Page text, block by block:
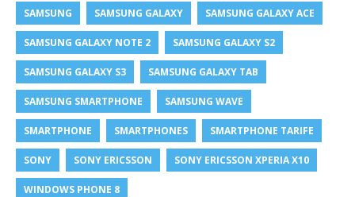
SAMSUNG SAMSUNG GALAXY SAMSUNG GALAXY ACE
SAMSUNG GALAXY NOTE 2 SAMSUNG GALAXY S2
SAMSUNG GALAXY S3 SAMSUNG GALAXY TAB
SAMSUNG SMARTPHONE SAMSUNG WAVE
SMARTPHONE SMARTPHONES SMARTPHONE TARIFE
SONY SONY ERICSSON SONY ERICSSON XPERIA X10
WINDOWS PHONE 8